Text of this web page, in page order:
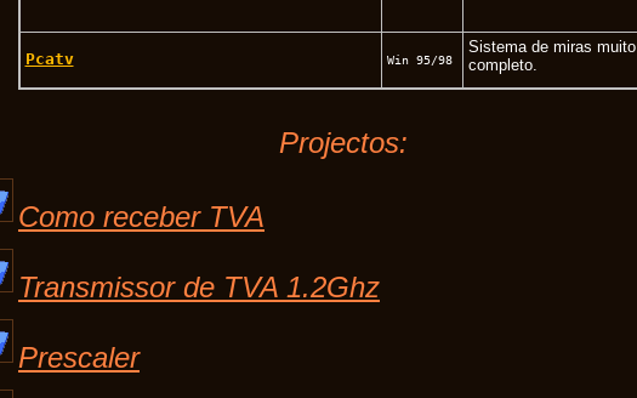
Pcatv Win 95/98
Sistema de miras muito
completo.
Projectos:
Como receber TVA
Transmissor de TVA 1.2Ghz
Prescaler